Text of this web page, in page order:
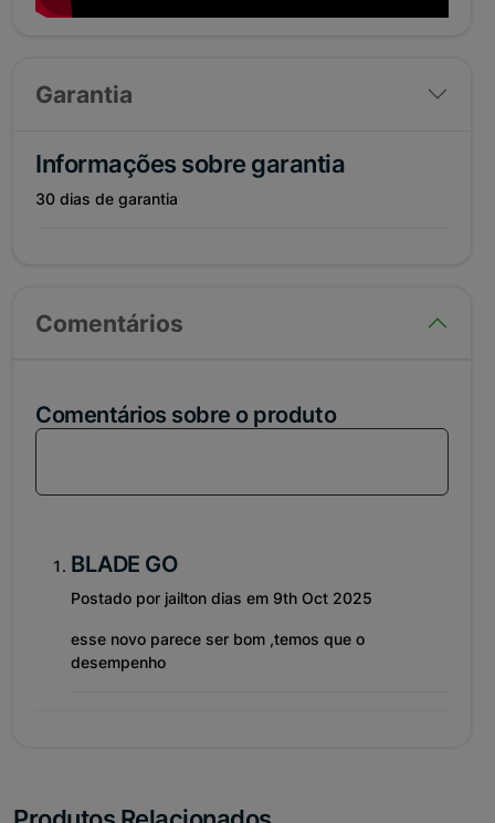
Garantia
Informações sobre garantia
30 dias de garantia
Comentários
Comentários sobre o produto
BLADE GO
Postado por jailton dias em 9th Oct 2025
esse novo parece ser bom ,temos que o
desempenho